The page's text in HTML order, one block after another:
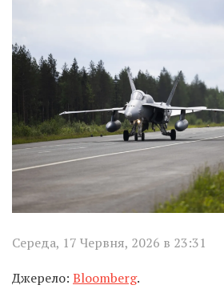
Середа, 17 Червня, 2026 в 23:31
Джерело: Bloomberg.